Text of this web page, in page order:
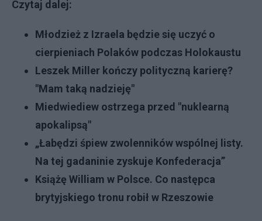
Czytaj dalej:
Młodzież z Izraela będzie się uczyć o
cierpieniach Polaków podczas Holokaustu
Leszek Miller kończy polityczną karierę?
"Mam taką nadzieję"
Miedwiediew ostrzega przed "nuklearną
apokalipsą"
„Łabędzi śpiew zwolenników wspólnej listy.
Na tej gadaninie zyskuje Konfederacja”
Książę William w Polsce. Co następca
brytyjskiego tronu robił w Rzeszowie